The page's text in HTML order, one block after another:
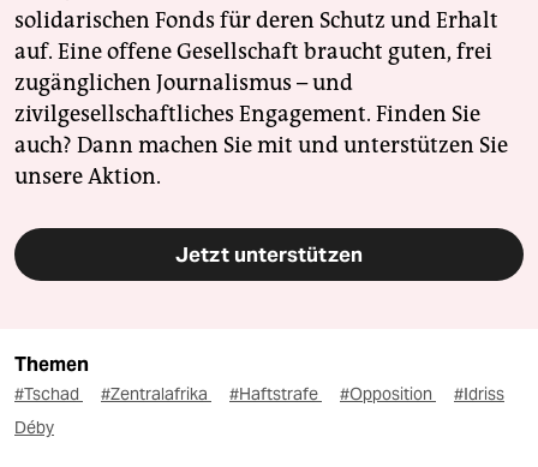
solidarischen Fonds für deren Schutz und Erhalt
auf. Eine offene Gesellschaft braucht guten, frei
zugänglichen Journalismus – und
zivilgesellschaftliches Engagement. Finden Sie
auch? Dann machen Sie mit und unterstützen Sie
unsere Aktion.
Jetzt unterstützen
Themen
#Tschad #Zentralafrika #Haftstrafe #Opposition
#Idriss
Déby